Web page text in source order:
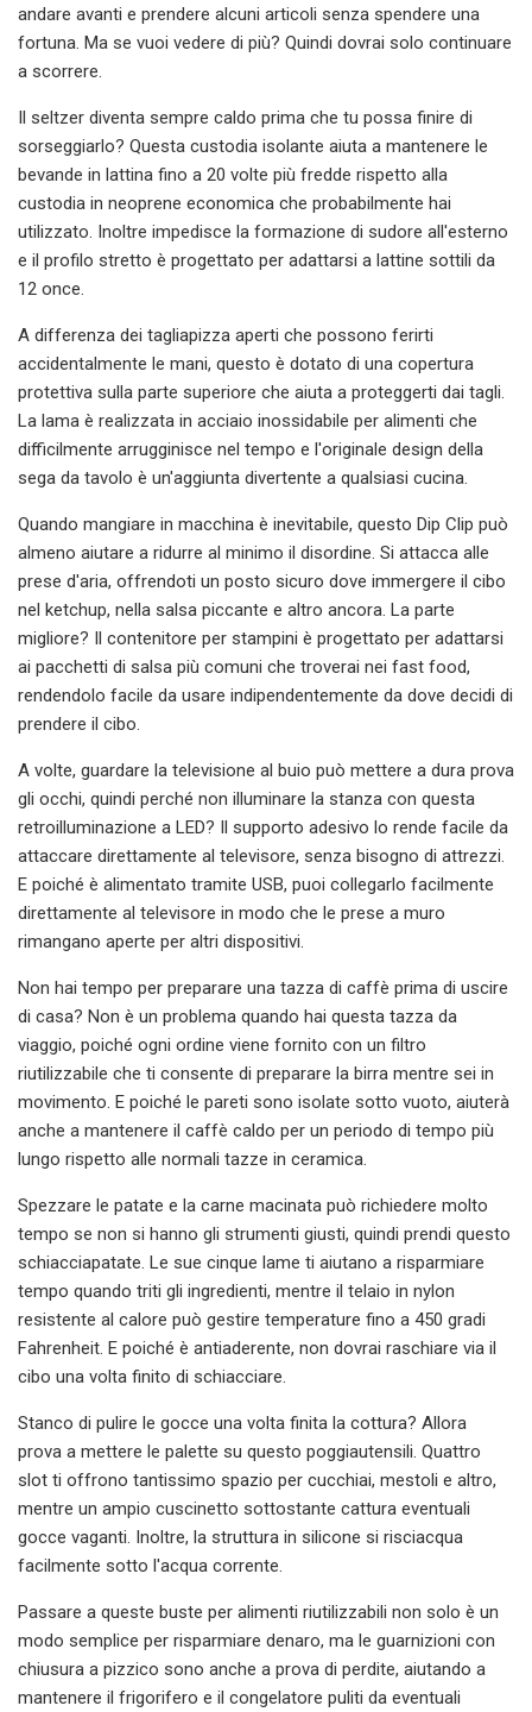
andare avanti e prendere alcuni articoli senza spendere una
fortuna. Ma se vuoi vedere di più? Quindi dovrai solo continuare
a scorrere.
Il seltzer diventa sempre caldo prima che tu possa finire di
sorseggiarlo? Questa custodia isolante aiuta a mantenere le
bevande in lattina fino a 20 volte più fredde rispetto alla
custodia in neoprene economica che probabilmente hai
utilizzato. Inoltre impedisce la formazione di sudore all'esterno
e il profilo stretto è progettato per adattarsi a lattine sottili da
12 once.
A differenza dei tagliapizza aperti che possono ferirti
accidentalmente le mani, questo è dotato di una copertura
protettiva sulla parte superiore che aiuta a proteggerti dai tagli.
La lama è realizzata in acciaio inossidabile per alimenti che
difficilmente arrugginisce nel tempo e l'originale design della
sega da tavolo è un'aggiunta divertente a qualsiasi cucina.
Quando mangiare in macchina è inevitabile, questo Dip Clip può
almeno aiutare a ridurre al minimo il disordine. Si attacca alle
prese d'aria, offrendoti un posto sicuro dove immergere il cibo
nel ketchup, nella salsa piccante e altro ancora. La parte
migliore? Il contenitore per stampini è progettato per adattarsi
ai pacchetti di salsa più comuni che troverai nei fast food,
rendendolo facile da usare indipendentemente da dove decidi di
prendere il cibo.
A volte, guardare la televisione al buio può mettere a dura prova
gli occhi, quindi perché non illuminare la stanza con questa
retroilluminazione a LED? Il supporto adesivo lo rende facile da
attaccare direttamente al televisore, senza bisogno di attrezzi.
E poiché è alimentato tramite USB, puoi collegarlo facilmente
direttamente al televisore in modo che le prese a muro
rimangano aperte per altri dispositivi.
Non hai tempo per preparare una tazza di caffè prima di uscire
di casa? Non è un problema quando hai questa tazza da
viaggio, poiché ogni ordine viene fornito con un filtro
riutilizzabile che ti consente di preparare la birra mentre sei in
movimento. E poiché le pareti sono isolate sotto vuoto, aiuterà
anche a mantenere il caffè caldo per un periodo di tempo più
lungo rispetto alle normali tazze in ceramica.
Spezzare le patate e la carne macinata può richiedere molto
tempo se non si hanno gli strumenti giusti, quindi prendi questo
schiacciapatate. Le sue cinque lame ti aiutano a risparmiare
tempo quando triti gli ingredienti, mentre il telaio in nylon
resistente al calore può gestire temperature fino a 450 gradi
Fahrenheit. E poiché è antiaderente, non dovrai raschiare via il
cibo una volta finito di schiacciare.
Stanco di pulire le gocce una volta finita la cottura? Allora
prova a mettere le palette su questo poggiautensili. Quattro
slot ti offrono tantissimo spazio per cucchiai, mestoli e altro,
mentre un ampio cuscinetto sottostante cattura eventuali
gocce vaganti. Inoltre, la struttura in silicone si risciacqua
facilmente sotto l'acqua corrente.
Passare a queste buste per alimenti riutilizzabili non solo è un
modo semplice per risparmiare denaro, ma le guarnizioni con
chiusura a pizzico sono anche a prova di perdite, aiutando a
mantenere il frigorifero e il congelatore puliti da eventuali